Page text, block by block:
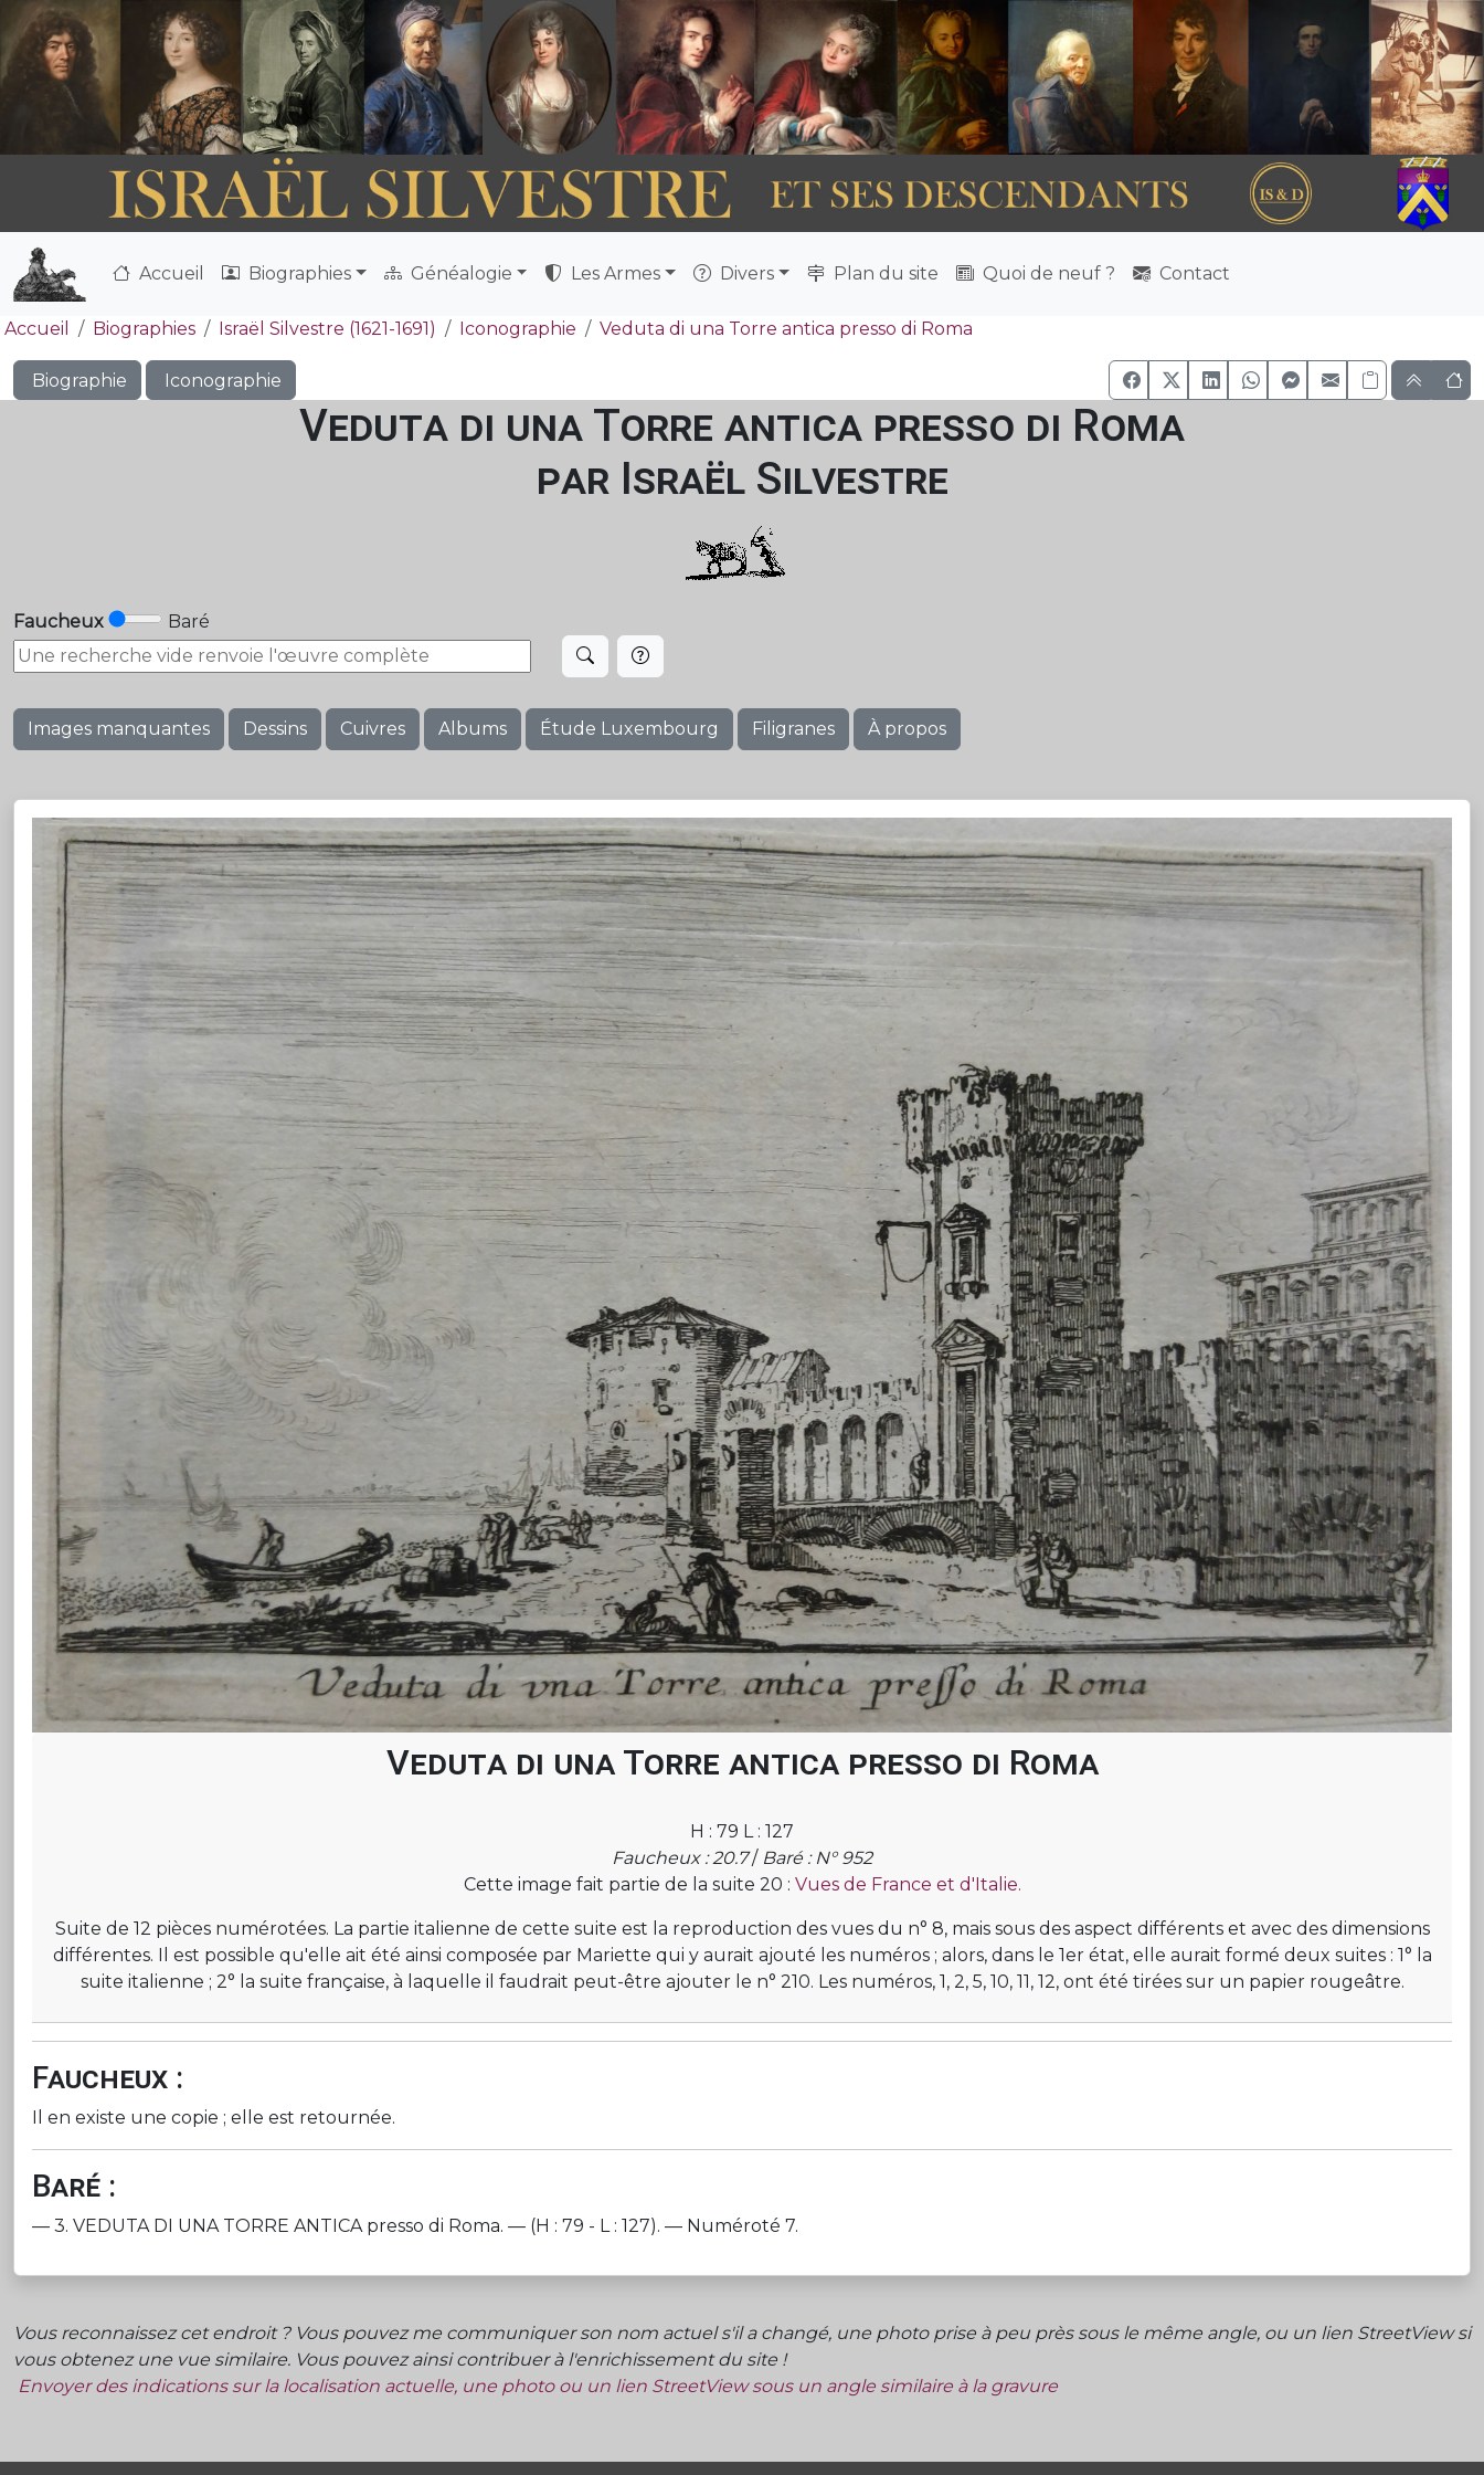
Accueil Biographies Généalogie Les Armes Divers Plan du site Quoi de neuf ? Contact
Accueil Biographies Israël Silvestre (1621-1691) Iconographie Veduta di una Torre antica presso di Roma
Biographie Iconographie
Veduta di una Torre antica presso di Roma
par Israël Silvestre
Faucheux Baré
Images manquantes Dessins Cuivres Albums Étude Luxembourg Filigranes À propos
Veduta di una Torre antica presso di Roma
H : 79 L : 127
Faucheux : 20.7/ Baré : N° 952
Cette image fait partie de la suite 20 : Vues de France et d'Italie.
Suite de 12 pièces numérotées. La partie italienne de cette suite est la reproduction des vues du n° 8, mais sous des aspect différents et avec des dimensions
différentes. Il est possible qu'elle ait été ainsi composée par Mariette qui y aurait ajouté les numéros ; alors, dans le 1er état, elle aurait formé deux suites : 1° la
suite italienne ; 2° la suite française, à laquelle il faudrait peut-être ajouter le n° 210. Les numéros, 1, 2, 5, 10, 11, 12, ont été tirées sur un papier rougeâtre.
Faucheux :
Il en existe une copie ; elle est retournée.
Baré :
— 3. VEDUTA DI UNA TORRE ANTICA presso di Roma. — (H : 79 - L : 127). — Numéroté 7.
Vous reconnaissez cet endroit ? Vous pouvez me communiquer son nom actuel s'il a changé, une photo prise à peu près sous le même angle, ou un lien StreetView si
vous obtenez une vue similaire. Vous pouvez ainsi contribuer à l'enrichissement du site !
Envoyer des indications sur la localisation actuelle, une photo ou un lien StreetView sous un angle similaire à la gravure